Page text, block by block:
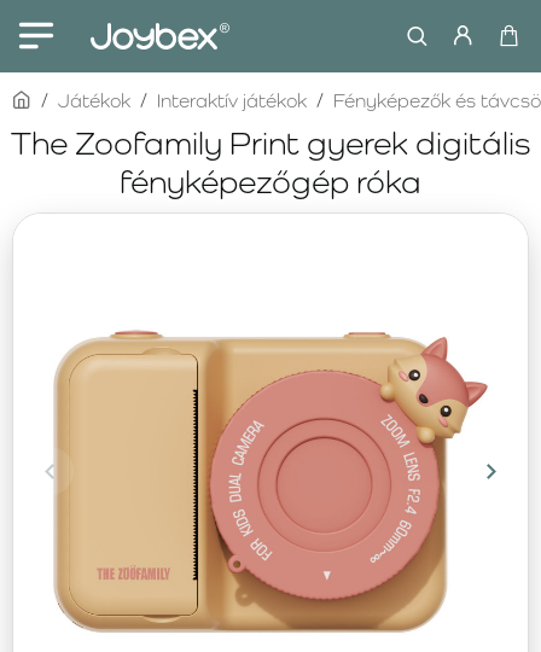
The Zoofamily Print gyerek digitális
fényképezőgép róka
homeJátékok Interaktív játékok Fényképezők és